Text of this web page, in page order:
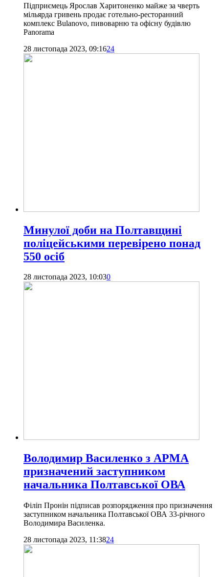
Підприємець Ярослав Харитоненко майже за чверть
мільярда гривень продає готельно-ресторанний
комплекс Bulanovo, пивоварню та офісну будівлю
Panorama
28 листопада 2023, 09:1624
Минулої доби на Полтавщині
поліцейськими перевірено понад
550 осіб
28 листопада 2023, 10:030
Володимир Василенко з АРМА
призначений заступником
начальника Полтавської ОВА
Філіп Пронін підписав розпорядження про призначення
заступником начальника Полтавської ОВА 33-річного
Володимира Василенка.
28 листопада 2023, 11:3824